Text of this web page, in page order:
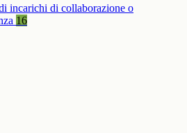
incarichi di collaborazione o
16